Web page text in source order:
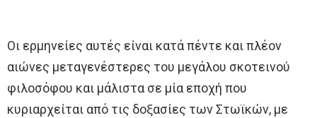
Οι ερμηνείες αυτές είναι κατά πέντε και πλέον
αιώνες μεταγενέστερες του μεγάλου σκοτεινού
φιλοσόφου και μάλιστα σε μία εποχή που
κυριαρχείται από τις δοξασίες των Στωϊκών, με